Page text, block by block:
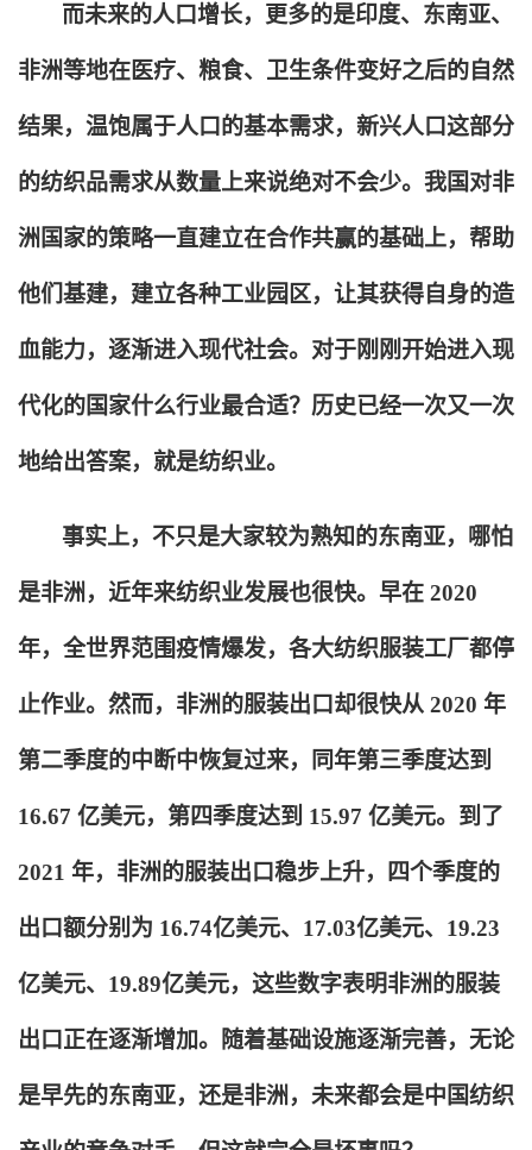
而未来的人口增长，更多的是印度、东南亚、
非洲等地在医疗、粮食、卫生条件变好之后的自然
结果，温饱属于人口的基本需求，新兴人口这部分
的纺织品需求从数量上来说绝对不会少。我国对非
洲国家的策略一直建立在合作共赢的基础上，帮助
他们基建，建立各种工业园区，让其获得自身的造
血能力，逐渐进入现代社会。对于刚刚开始进入现
代化的国家什么行业最合适？历史已经一次又一次
地给出答案，就是纺织业。
事实上，不只是大家较为熟知的东南亚，哪怕
是非洲，近年来纺织业发展也很快。早在 2020
年，全世界范围疫情爆发，各大纺织服装工厂都停
止作业。然而，非洲的服装出口却很快从 2020 年
第二季度的中断中恢复过来，同年第三季度达到
16.67 亿美元，第四季度达到 15.97 亿美元。到了
2021 年，非洲的服装出口稳步上升，四个季度的
出口额分别为 16.74亿美元、17.03亿美元、19.23
亿美元、19.89亿美元，这些数字表明非洲的服装
出口正在逐渐增加。随着基础设施逐渐完善，无论
是早先的东南亚，还是非洲，未来都会是中国纺织